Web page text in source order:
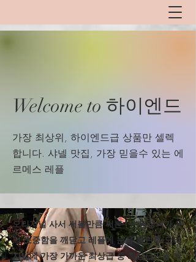
Welcome to 하이엔드
​가장 최상위, 하이엔드급 상품만 셀렉
합니다. 샤넬 맛집, 가장 믿을수 있는 에
르메스 레플
​오리지널 사서 써볼만큼 써본 (구)된장녀가 돈
의 소중함을 깨닫고 레플에 눈을 돌린후 오리
지널에 가장 가까운 최상급 중 최상급만을 매